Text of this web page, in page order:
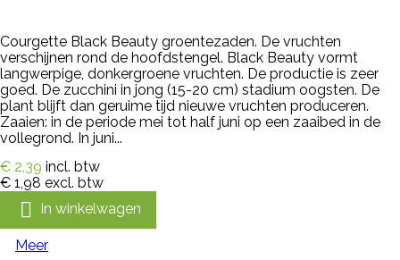
Courgette Black Beauty groentezaden. De vruchten
verschijnen rond de hoofdstengel. Black Beauty vormt
langwerpige, donkergroene vruchten. De productie is zeer
goed. De zucchini in jong (15-20 cm) stadium oogsten. De
plant blijft dan geruime tijd nieuwe vruchten produceren.
Zaaien: in de periode mei tot half juni op een zaaibed in de
vollegrond. In juni...
€ 2,39 incl. btw
€ 1,98 excl. btw
 In winkelwagen
Meer